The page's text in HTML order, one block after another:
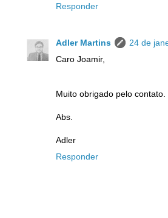
Responder
Adler Martins
24 de
Caro Joamir,
Muito obrigado pelo
Abs.
Adler
Responder